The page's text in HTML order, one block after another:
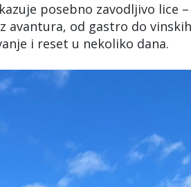
posebno zavodljivo lice –
avantura, od gastro do
i reset u nekoliko dana.